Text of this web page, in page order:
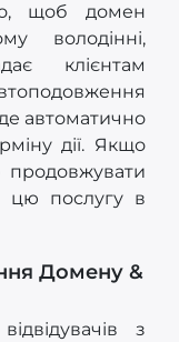
щоб домен
володінні,
клієнтам
автоматично
дії. Якщо
продовжувати
цю послугу в
Домену &
з